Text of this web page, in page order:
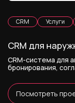
CRM Услуги
CRM для
CRM-система для
бронирования,
Посмотреть